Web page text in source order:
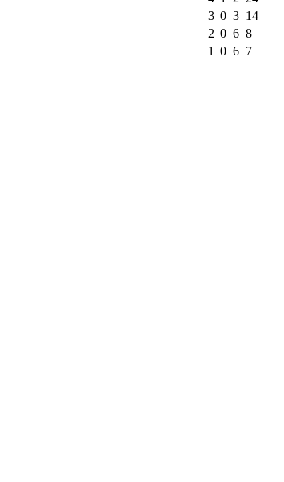
3 0 3 14
2 0 6 8
1 0 6 7